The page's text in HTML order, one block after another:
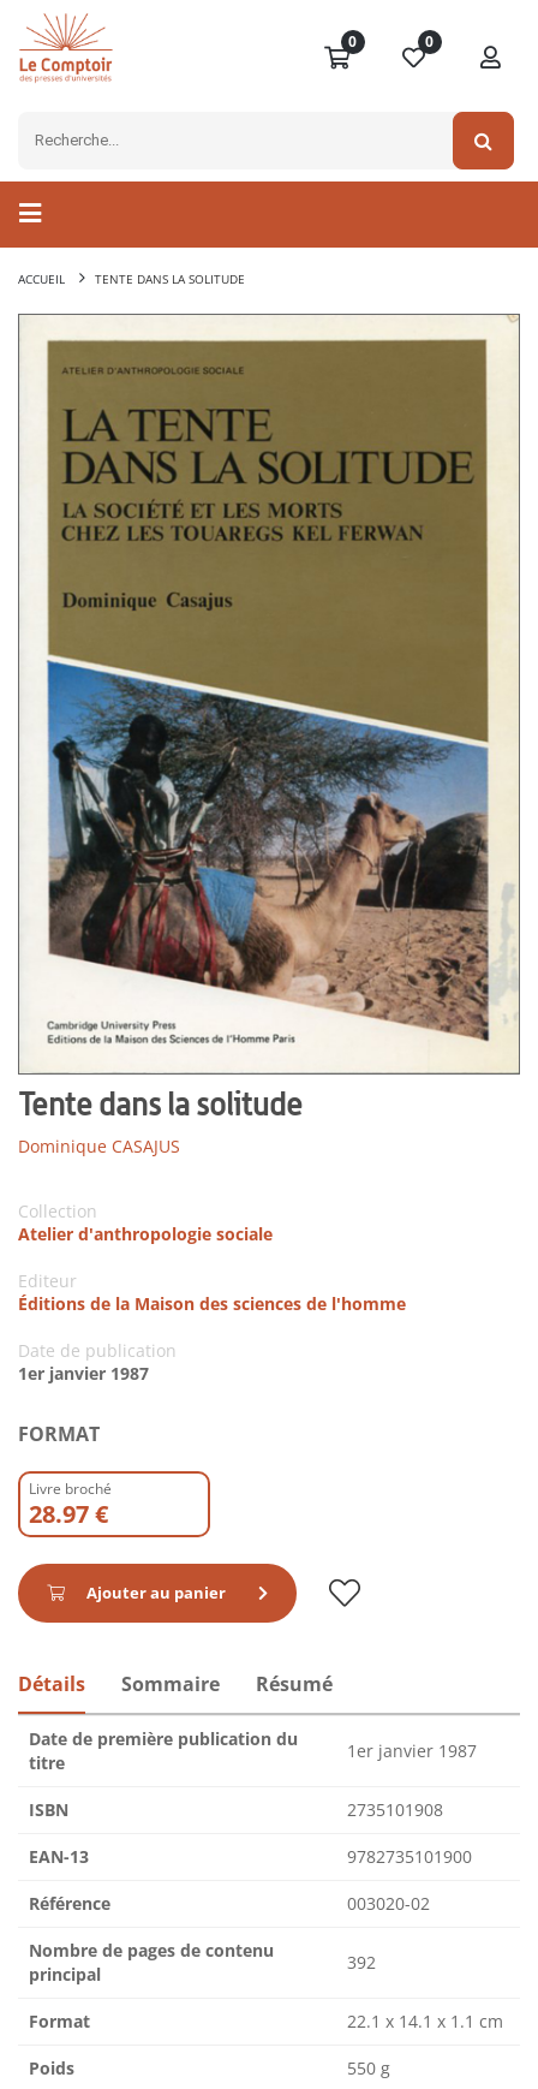
0 0
ACCUEIL TENTE DANS LA SOLITUDE
Tente dans la solitude
Dominique CASAJUS
Collection
Atelier d'anthropologie sociale
Editeur
Éditions de la Maison des sciences de l'homme
Date de publication
1er janvier 1987
FORMAT
Livre broché
28.97 €
Ajouter au panier
Détails Sommaire Résumé
Date de première publication du
titre
1er janvier 1987
ISBN 2735101908
EAN-13 9782735101900
Référence 003020-02
Nombre de pages de contenu
principal
392
Format 22.1 x 14.1 x 1.1 cm
Poids 550 g